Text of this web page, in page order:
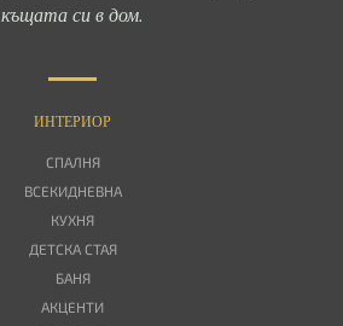
къщата си в дом.
ИНТЕРИОР
СПАЛНЯ
ВСЕКИДНЕВНА
КУХНЯ
ДЕТСКА СТАЯ
БАНЯ
АКЦЕНТИ